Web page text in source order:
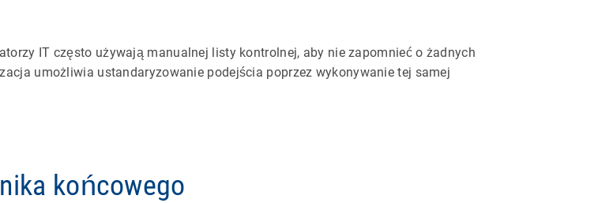
IT często używają manualnej listy kontrolnej, aby nie zapomnieć o żadnych
umożliwia ustandaryzowanie podejścia poprzez wykonywanie tej samej
końcowego